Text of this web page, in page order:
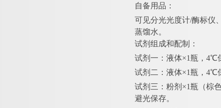
自备用品：
可见分光光度计/酶标仪
蒸馏水。
试剂组成和配制：
试剂一：液体×1瓶，4℃
试剂二：液体×1瓶，4℃
试剂三：粉剂 ×1瓶（棕
避光保存。